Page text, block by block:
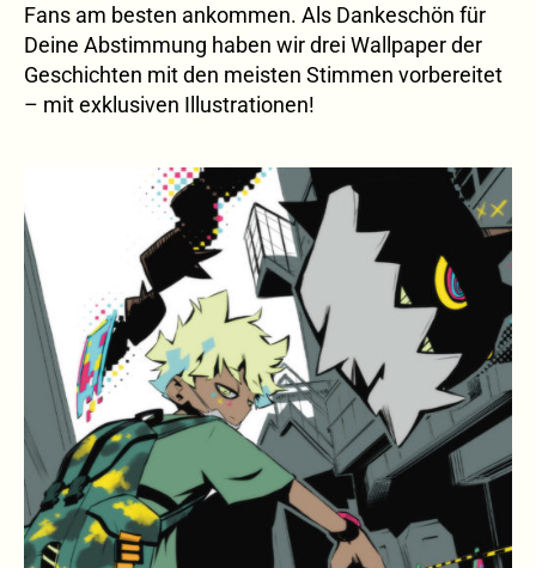
Fans am besten ankommen. Als Dankeschön für
Deine Abstimmung haben wir drei Wallpaper der
Geschichten mit den meisten Stimmen vorbereitet
– mit exklusiven Illustrationen!